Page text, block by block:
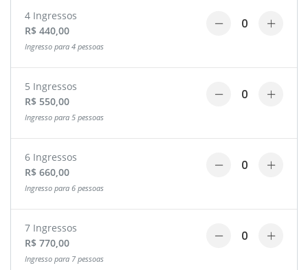
4 Ingressos
R$ 440,00
Ingresso para 4 pessoas
5 Ingressos
R$ 550,00
Ingresso para 5 pessoas
6 Ingressos
R$ 660,00
Ingresso para 6 pessoas
7 Ingressos
R$ 770,00
Ingresso para 7 pessoas